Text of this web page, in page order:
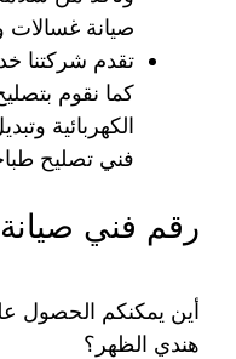
صيانة غسالات
تقدم شركتنا
كما نقوم
الكهربائية
فني تصليح
رقم فني
أين يمكنكم الحصول
هندي الظهر؟